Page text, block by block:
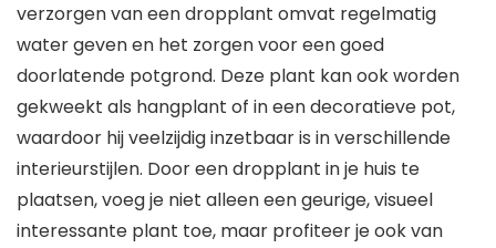
verzorgen van een dropplant omvat regelmatig
water geven en het zorgen voor een goed
doorlatende potgrond. Deze plant kan ook worden
gekweekt als hangplant of in een decoratieve pot,
waardoor hij veelzijdig inzetbaar is in verschillende
interieurstijlen. Door een dropplant in je huis te
plaatsen, voeg je niet alleen een geurige, visueel
interessante plant toe, maar profiteer je ook van